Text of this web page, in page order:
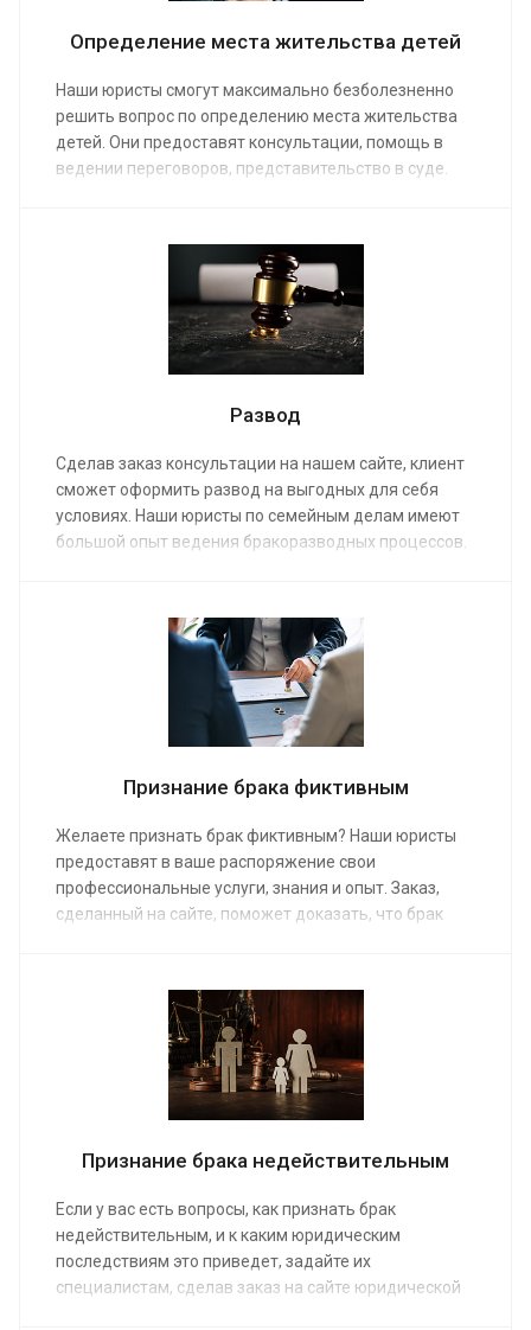
Определение места жительства детей
Наши юристы смогут максимально безболезненно
решить вопрос по определению места жительства
детей. Они предоставят консультации, помощь в
ведении переговоров, представительство в суде.
Адвокат немедленно возьмется за работу при
оплате его услуг по средней стоимости от 10 000 руб.
Развод
Сделав заказ консультации на нашем сайте, клиент
сможет оформить развод на выгодных для себя
условиях. Наши юристы по семейным делам имеют
большой опыт ведения бракоразводных процессов.
профессионально. Средняя стоимость помощи в
расторжении брака от 10 000 руб.
Признание брака фиктивным
Желаете признать брак фиктивным? Наши юристы
предоставят в ваше распоряжение свои
профессиональные услуги, знания и опыт. Заказ,
сделанный на сайте, поможет доказать, что брак
семейным делам от 10 000 руб. Наши
правозащитники неоднократно занимались такими
делами, поэтому гарантированно решат ваш вопрос.
Признание брака недействительным
Если у вас есть вопросы, как признать брак
недействительным, и к каким юридическим
последствиям это приведет, задайте их
специалистам, сделав заказ на сайте юридической